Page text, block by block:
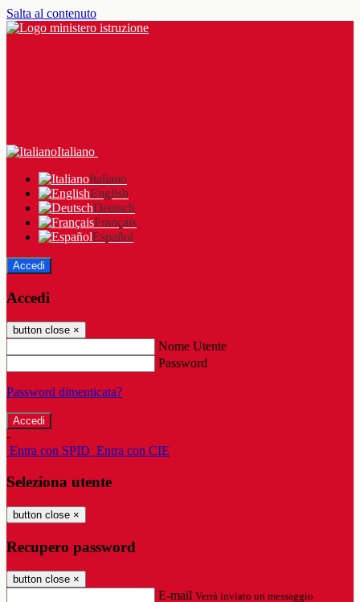
Salta al contenuto
Italiano
Italiano
English
Deutsch
Français
Español
Accedi
Accedi
button close ×
Nome Utente
Password
Password dimenticata?
-
Entra con SPID Entra con CIE
Seleziona utente
button close ×
Recupero password
button close ×
E-mail Verrà inviato un messaggio